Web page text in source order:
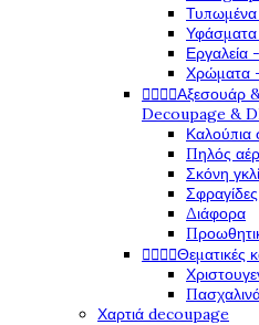
Τυπωμένα
Υφάσματα
Εργαλεία
Χρώματα
Αξεσουάρ &
Decoupage &
Καλούπια
Πηλός
Σκόνη
Διάφορα
Θεματικές
Χαρτιά decoupage